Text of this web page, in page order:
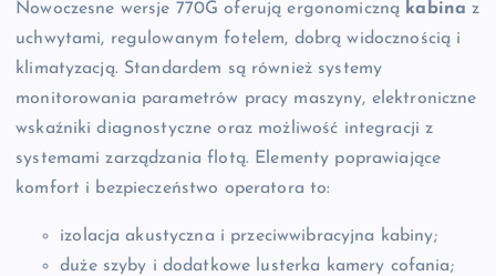
Nowoczesne wersje 770G oferują ergonomiczną kabina z
uchwytami, regulowanym fotelem, dobrą widocznością i
klimatyzacją. Standardem są również systemy
monitorowania parametrów pracy maszyny, elektroniczne
wskaźniki diagnostyczne oraz możliwość integracji z
systemami zarządzania flotą. Elementy poprawiające
komfort i bezpieczeństwo operatora to:
izolacja akustyczna i przeciwwibracyjna kabiny;
duże szyby i dodatkowe lusterka kamery cofania;